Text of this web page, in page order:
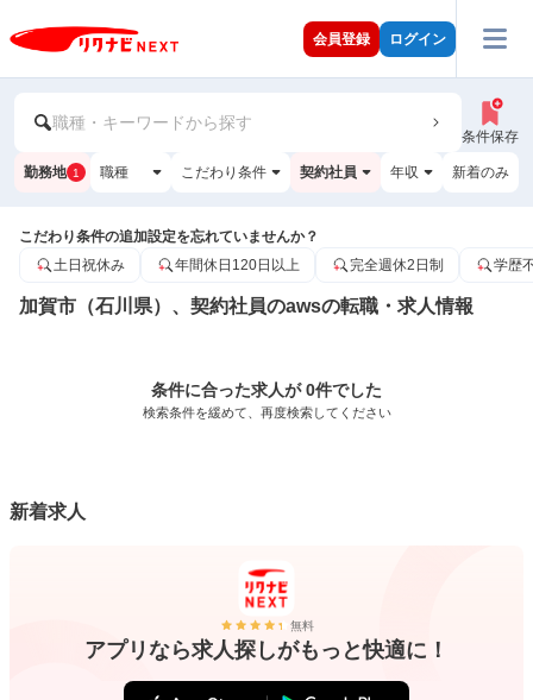
会員登録 ログイン
職種・キーワードから探す
条件保存
勤務地 1 職種 こだわり条件 契約社員 年収 新着のみ
こだわり条件の追加設定を忘れていませんか？
土日祝休み
年間休日120日以上 完全週休2日制 学歴
加賀市（石川県）、契約社員のawsの転職・求人情報
条件に合った求人が 0件でした
検索条件を緩めて、再度検索してください
新着求人
無料
アプリなら求人探しがもっと快適に！